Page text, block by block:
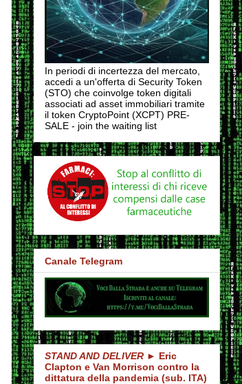
In periodi di incertezza del mercato,
accedi a un'offerta di Security Token
(STO) che coinvolge token digitali
associati ad asset immobiliari tramite
il token CryptoPoint (XCPT) PRE-
SALE - join the waiting list
Canale Telegram
STAND AND DELIVER► Eric
Clapton e Van Morrison contro la
dittatura della pandemia (sub. ITA)